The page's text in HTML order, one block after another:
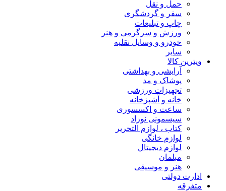
حمل و نقل
سفر و گردشگری
چاپ و تبلیعات
ورزش و سرگرمی و هنر
خودرو و وسایل نقلیه
سایر
ویترین کالا
آرایشی و بهداشتی
پوشاک و مد
تجهیزات ورزشی
خانه و آشپزخانه
ساعت و اکسسوری
سیسمونی نوزاد
کتاب ، لوازم التحریر
لوازم خانگی
لوازم دیجیتال
مبلمان
هنر و موسیقی
ادارت دولتی
متفرقه